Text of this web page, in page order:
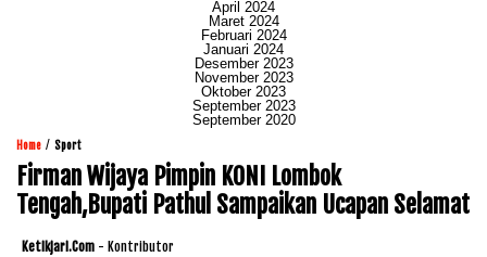
April 2024
Maret 2024
Februari 2024
Januari 2024
Desember 2023
November 2023
Oktober 2023
September 2023
September 2020
Home / Sport
Firman Wijaya Pimpin KONI Lombok
Tengah,Bupati Pathul Sampaikan Ucapan Selamat
Ketikjari.com - Kontributor